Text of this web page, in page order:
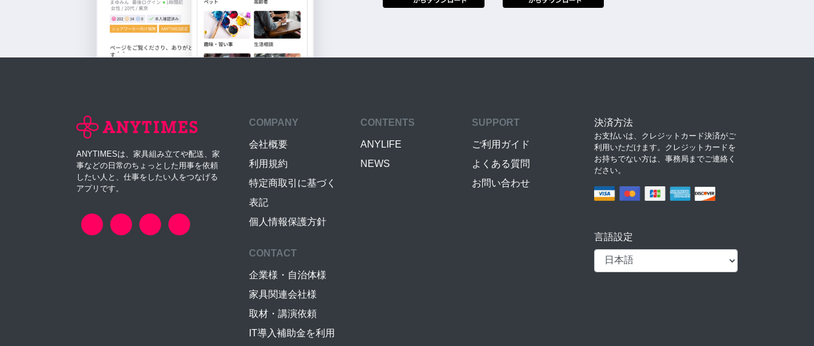
ANYTIMESは、家具組み立てや配送、家
事などの日常のちょっとした用事を依頼
したい人と、仕事をしたい人をつなげる
アプリです。
COMPANY
会社概要
利用規約
特定商取引に基づく
表記
個人情報保護方針
CONTENTS
ANYLIFE
NEWS
SUPPORT
ご利用ガイド
よくある質問
お問い合わせ
CONTACT
企業様・自治体様
家具関連会社様
取材・講演依頼
IT導入補助金を利用
決済方法
お支払いは、クレジットカード決済がご
利用いただけます。クレジットカードを
お持ちでない方は、事務局までご連絡く
ださい。
言語設定